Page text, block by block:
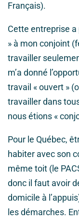
Français).
Cette entreprise
» à mon conjoint
travailler
m’a donné
travail « ouvert »
travailler dans
nous étions «
Pour le Québec,
habiter avec son
même toit (le
donc il faut avoir
domicile à
les démarches.